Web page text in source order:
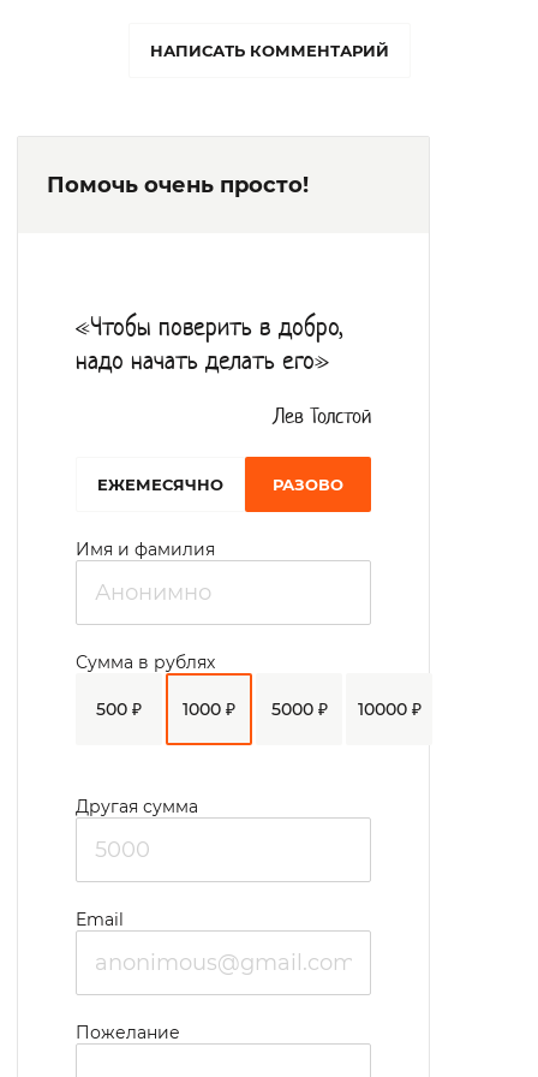
самодеятельности, Трудовую посильную
мастерская и по валянию шерсти.
Культорганизаторы занимаются с
подопечными музыкой, танцами,
фитоживописью, квиллингом, выжиганием
по дереву.
НАПИСАТЬ КОММЕНТАРИЙ
Помочь очень просто!
«Чтобы поверить в добро,
надо начать делать его»
Лев Толстой
EЖЕМЕСЯЧНО РАЗОВО
Имя и фамилия
500 ₽ 1000 ₽ 5000 ₽ 10000 ₽
Сумма в рублях
Другая сумма
Email
Пожелание